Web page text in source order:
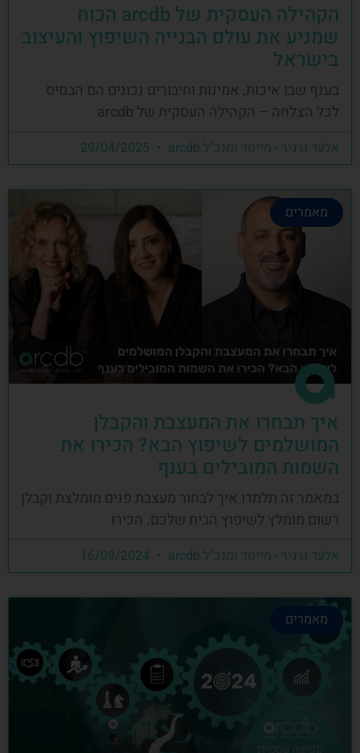
הקהילה העסקית של arcdb הכוח
שמניע את עולם הבנייה השיפוץ והעיצוב
בישראל
בענף שבו איכות, אמינות וחיבורים נכונים הם הבסיס
לכל הצלחה – הקהילה העסקית של arcdb
אלעד גרגיר - מייסד ומנכ"ל arcdb
מאמרים
איך תבחרו את המעצבת והקבלן
המושלמים לשיפוץ הבא? הכירו את
השמות המובילים בענף
במאמר זה תלמדו איך לבחור מעצבת פנים מומלצת וקבלן
רשום מומלץ לשיפוץ הבית שלכם. הכירו
אלעד גרגיר - מייסד ומנכ"ל arcdb
מאמרים